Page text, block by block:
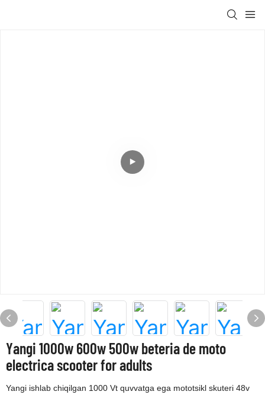
Yangi 1000w 600w 500w beteria de moto
electrica scooter for adults
Yangi ishlab chiqilgan 1000 Vt quvvatga ega mototsikl skuteri 48v